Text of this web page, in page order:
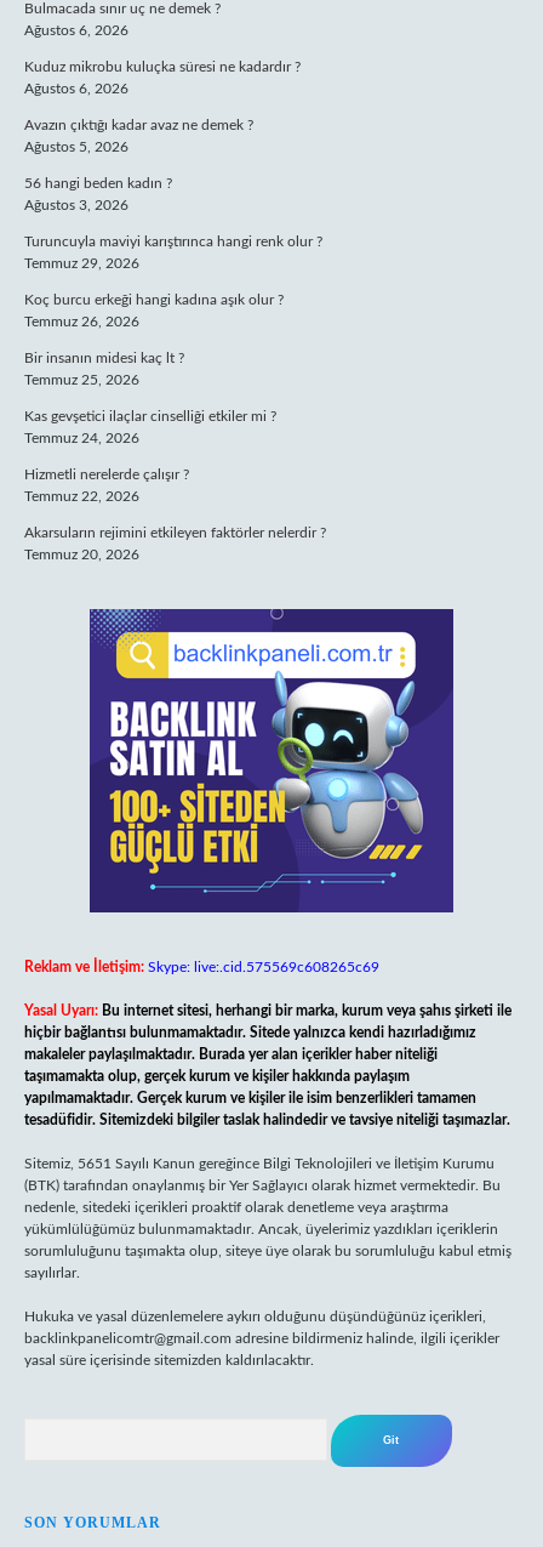
Bulmacada sınır uç ne demek ?
Ağustos 6, 2026
Kuduz mikrobu kuluçka süresi ne kadardır ?
Ağustos 6, 2026
Avazın çıktığı kadar avaz ne demek ?
Ağustos 5, 2026
56 hangi beden kadın ?
Ağustos 3, 2026
Turuncuyla maviyi karıştırınca hangi renk olur ?
Temmuz 29, 2026
Koç burcu erkeği hangi kadına aşık olur ?
Temmuz 26, 2026
Bir insanın midesi kaç lt ?
Temmuz 25, 2026
Kas gevşetici ilaçlar cinselliği etkiler mi ?
Temmuz 24, 2026
Hizmetli nerelerde çalışır ?
Temmuz 22, 2026
Akarsuların rejimini etkileyen faktörler nelerdir ?
Temmuz 20, 2026
Reklam ve İletişim: Skype: live:.cid.575569c608265c69
Yasal Uyarı: Bu internet sitesi, herhangi bir marka, kurum veya şahıs şirketi ile
hiçbir bağlantısı bulunmamaktadır. Sitede yalnızca kendi hazırladığımız
makaleler paylaşılmaktadır. Burada yer alan içerikler haber niteliği
taşımamakta olup, gerçek kurum ve kişiler hakkında paylaşım
yapılmamaktadır. Gerçek kurum ve kişiler ile isim benzerlikleri tamamen
tesadüfidir. Sitemizdeki bilgiler taslak halindedir ve tavsiye niteliği taşımazlar.
Sitemiz, 5651 Sayılı Kanun gereğince Bilgi Teknolojileri ve İletişim Kurumu
(BTK) tarafından onaylanmış bir Yer Sağlayıcı olarak hizmet vermektedir. Bu
nedenle, sitedeki içerikleri proaktif olarak denetleme veya araştırma
yükümlülüğümüz bulunmamaktadır. Ancak, üyelerimiz yazdıkları içeriklerin
sorumluluğunu taşımakta olup, siteye üye olarak bu sorumluluğu kabul etmiş
sayılırlar.
Hukuka ve yasal düzenlemelere aykırı olduğunu düşündüğünüz içerikleri,
backlinkpanelicomtr@gmail.com adresine bildirmeniz halinde, ilgili içerikler
yasal süre içerisinde sitemizden kaldırılacaktır.
SON YORUMLAR